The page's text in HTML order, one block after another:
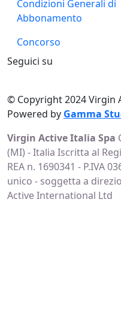
Condizioni Generali di
Abbonamento
Concorso
Seguici su
© Copyright 2024 Virgin
Powered by Gamma
Virgin Active Italia Spa
(MI) - Italia Iscritta al
REA n. 1690341 - P.IVA
unico - soggetta a
Active International Ltd